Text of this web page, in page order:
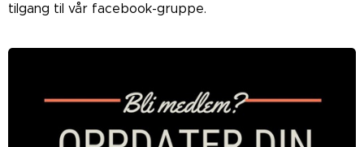
tilgang til vår facebook-gruppe.